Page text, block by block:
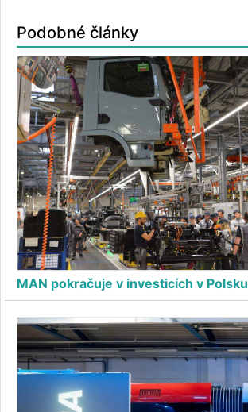
Podobné články
MAN pokračuje v investicích v Polsku